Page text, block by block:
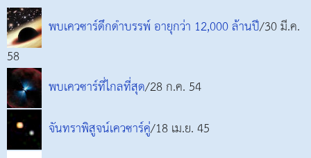
พบเควซาร์ดึกดำบรรพ์ อายุกว่า 12,000 ล้านปี/30 มี.ค.
58
พบเควซาร์ที่ไกลที่สุด/28 ก.ค. 54
จันทราพิสูจน์เควซาร์คู่/18 เม.ย. 45